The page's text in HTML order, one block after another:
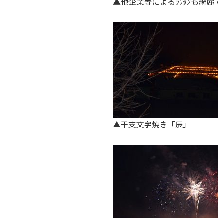
▲他企業等によるﾗﾝﾀﾝも綺麗
▲干支文字焼き「辰」